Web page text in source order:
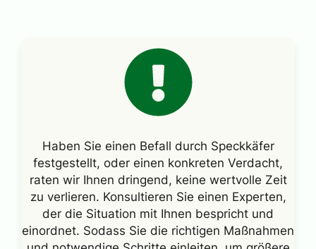
Haben Sie einen Befall durch Speckkäfer
festgestellt, oder einen konkreten Verdacht,
raten wir Ihnen dringend, keine wertvolle Zeit
zu verlieren. Konsultieren Sie einen Experten,
der die Situation mit Ihnen bespricht und
einordnet. Sodass Sie die richtigen Maßnahmen